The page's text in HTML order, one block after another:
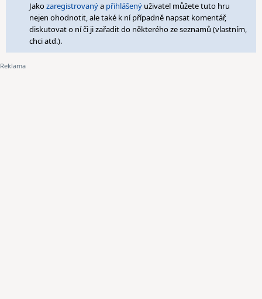
Jakozaregistrovanýa přihlášený uživatel můžete tuto hru
nejen ohodnotit, ale také k ní případně napsat komentář,
diskutovat o ní či ji zařadit do některého ze seznamů (vlastním,
chci atd.).